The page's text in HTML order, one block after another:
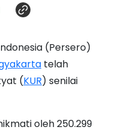
(Persero)
telah
(KUR) senilai
oleh 250.299